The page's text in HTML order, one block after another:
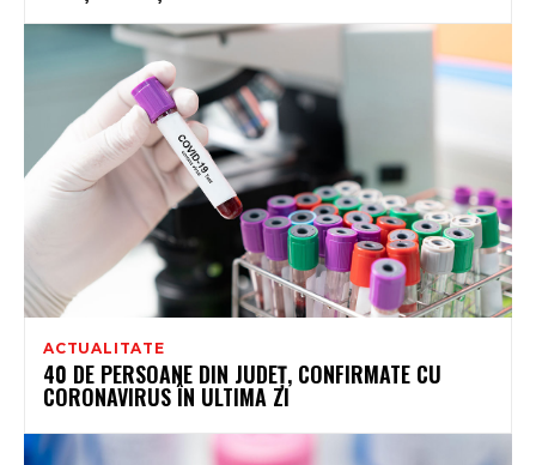
ACTUALITATE
40 DE PERSOANE DIN JUDEȚ, CONFIRMATE CU
CORONAVIRUS ÎN ULTIMA ZI